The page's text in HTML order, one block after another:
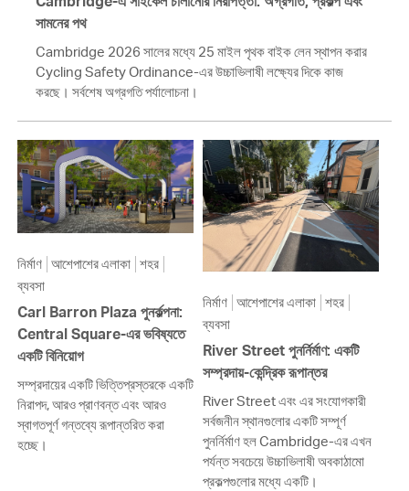
সামনের পথ
Cambridge 2026 সালের মধ্যে 25 মাইল পৃথক বাইক লেন স্থাপন করার
Cycling Safety Ordinance-এর উচ্চাভিলাষী লক্ষ্যের দিকে কাজ
করছে। সর্বশেষ অগ্রগতি পর্যালোচনা।
নির্মাণ আশেপাশের এলাকা শহর
ব্যবসা
Carl Barron Plaza পুনর্কল্পনা:
Central Square-এর ভবিষ্যতে
একটি বিনিয়োগ
সম্প্রদায়ের একটি ভিত্তিপ্রস্তরকে একটি
নিরাপদ, আরও প্রাণবন্ত এবং আরও
স্বাগতপূর্ণ গন্তব্যে রূপান্তরিত করা
হচ্ছে।
নির্মাণ আশেপাশের এলাকা শহর
ব্যবসা
River Street পুনর্নির্মাণ: একটি
সম্প্রদায়-কেন্দ্রিক রূপান্তর
River Street এবং এর সংযোগকারী
সর্বজনীন স্থানগুলোর একটি সম্পূর্ণ
পুনর্নির্মাণ হল Cambridge-এর এখন
পর্যন্ত সবচেয়ে উচ্চাভিলাষী অবকাঠামো
প্রকল্পগুলোর মধ্যে একটি।